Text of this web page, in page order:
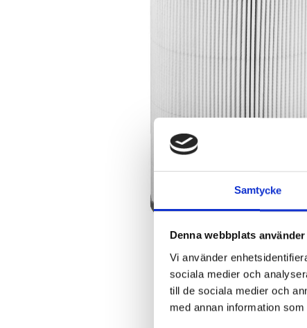
Samtycke
Denna webbplats
Vi använder
sociala medier och
till de sociala medier och
med annan information